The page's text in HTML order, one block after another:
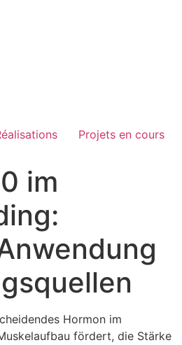
Projets en cours
im
Hormon im
fördert, die Stärke